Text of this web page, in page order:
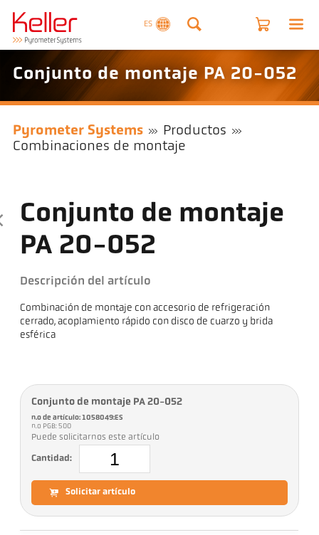
ES
Conjunto de montaje PA 20-052
Pyrometer Systems
Productos
Combinaciones de montaje
Conjunto de montaje
PA 20-052
Descripción del artículo
Combinación de montaje con accesorio de refrigeración
cerrado, acoplamiento rápido con disco de cuarzo y brida
esférica
Conjunto de montaje PA 20-052
n.o de artículo: 1058049:ES
n.o PGB: 500
Puede solicitarnos este artículo
Cantidad:
Solicitar artículo